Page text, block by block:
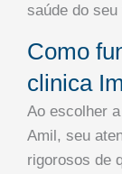
saúde do seu
Como
clinica
Ao escolher
Amil, seu
rigorosos de